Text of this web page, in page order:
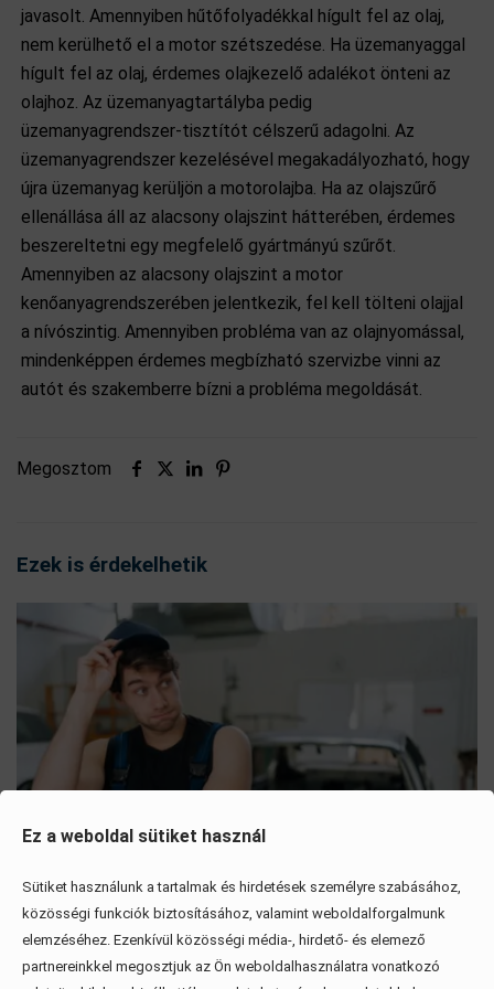
Ez a weboldal sütiket használ
Sütiket használunk a tartalmak és hirdetések személyre szabásához,
közösségi funkciók biztosításához, valamint weboldalforgalmunk
elemzéséhez. Ezenkívül közösségi média-, hirdető- és elemező
partnereinkkel megosztjuk az Ön weboldalhasználatra vonatkozó
javasolt. Amennyiben hűtőfolyadékkal hígult fel az olaj,
nem kerülhető el a motor szétszedése. Ha üzemanyaggal
hígult fel az olaj, érdemes olajkezelő adalékot önteni az
olajhoz. Az üzemanyagtartályba pedig
üzemanyagrendszer-tisztítót célszerű adagolni. Az
üzemanyagrendszer kezelésével megakadályozható, hogy
újra üzemanyag kerüljön a motorolajba. Ha az olajszűrő
ellenállása áll az alacsony olajszint hátterében, érdemes
beszereltetni egy megfelelő gyártmányú szűrőt.
Amennyiben az alacsony olajszint a motor
kenőanyagrendszerében jelentkezik, fel kell tölteni olajjal
a nívószintig. Amennyiben probléma van az olajnyomással,
mindenképpen érdemes megbízható szervizbe vinni az
autót és szakemberre bízni a probléma megoldását.
Megosztom
Ezek is érdekelhetik
Mítoszok, amiktől mi is csak fogjuk a fejünket